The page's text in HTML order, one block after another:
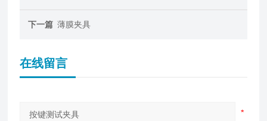
下一篇 薄膜夹具
在线留言